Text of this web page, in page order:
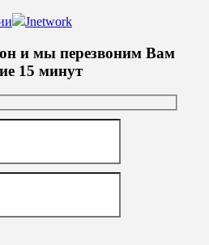
Jnetwork
и мы перезвоним Вам
15 минут